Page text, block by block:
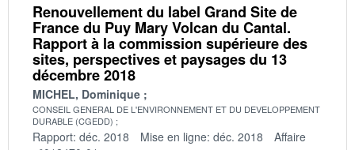
Renouvellement du label Grand Site de
France du Puy Mary Volcan du Cantal.
Rapport à la commission supérieure des
sites, perspectives et paysages du 13
décembre 2018
MICHEL, Dominique
CONSEIL GENERAL DE L'ENVIRONNEMENT ET DU DEVELOPPEMENT
DURABLE (CGEDD)
Rapport: déc. 2018 Mise en ligne: déc. 2018
Affaire